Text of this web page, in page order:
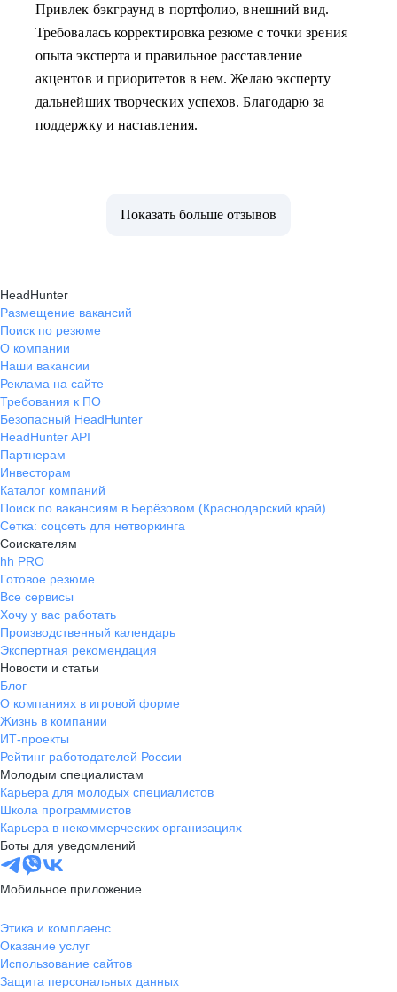
Привлек бэкграунд в портфолио, внешний вид.
Требовалась корректировка резюме с точки зрения
опыта эксперта и правильное расставление
акцентов и приоритетов в нем. Желаю эксперту
дальнейших творческих успехов. Благодарю за
поддержку и наставления.
Показать больше отзывов
HeadHunter
Размещение вакансий
Поиск по резюме
О компании
Наши вакансии
Реклама на сайте
Требования к ПО
Безопасный HeadHunter
HeadHunter API
Партнерам
Инвесторам
Каталог компаний
Поиск по вакансиям в Берёзовом (Краснодарский край)
Сетка: соцсеть для нетворкинга
Соискателям
hh PRO
Готовое резюме
Все сервисы
Хочу у вас работать
Производственный календарь
Экспертная рекомендация
Новости и статьи
Блог
О компаниях в игровой форме
Жизнь в компании
ИТ-проекты
Рейтинг работодателей России
Молодым специалистам
Карьера для молодых специалистов
Школа программистов
Карьера в некоммерческих организациях
Боты для уведомлений
Мобильное приложение
Этика и комплаенс
Оказание услуг
Использование сайтов
Защита персональных данных